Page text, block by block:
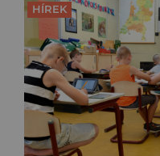
HÍREK